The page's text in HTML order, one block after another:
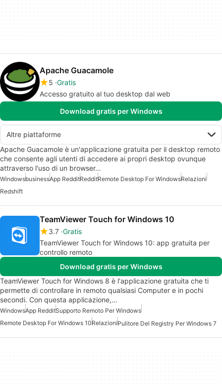
Apache Guacamole
5 Gratis
Accesso gratuito al tuo desktop dal web
Download gratis per Windows
Altre piattaforme
Apache Guacamole è un'applicazione gratuita per il desktop remoto
che consente agli utenti di accedere ai propri desktop ovunque
attraverso l'uso di un browser…
WindowsbusinessApp RedditRedditRemote Desktop For WindowsRelazioni
Redshift
TeamViewer Touch for Windows 10
3.7 Gratis
TeamViewer Touch for Windows 10: app gratuita per
controllo remoto
Download gratis per Windows
TeamViewer Touch for Windows 8 è l'applicazione gratuita che ti
permette di controllare in remoto qualsiasi Computer e in pochi
secondi. Con questa applicazione,…
WindowsApp RedditSupporto Remoto Per Windows
Remote Desktop For Windows 10RelazioniPulitore Del Registry Per Windows 7